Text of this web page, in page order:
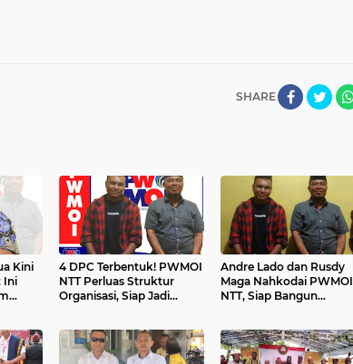
SHARE
Kini
Ini
4 DPC Terbentuk! PWMOI
NTT Perluas Struktur
Organisasi, Siap Jadi
Andre Lado dan Rusdy
Maga Nahkodai PWMOI
NTT, Siap Bangun